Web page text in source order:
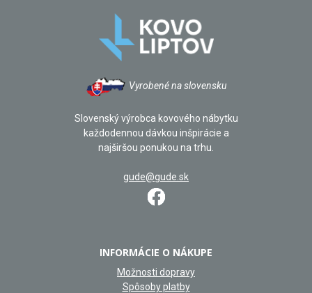
Vyrobené na slovensku
Slovenský výrobca kovového nábytku
každodennou dávkou inšpirácie a
najširšou ponukou na trhu.
gude@gude.sk
INFORMÁCIE O NÁKUPE
Možnosti dopravy
Spôsoby platby